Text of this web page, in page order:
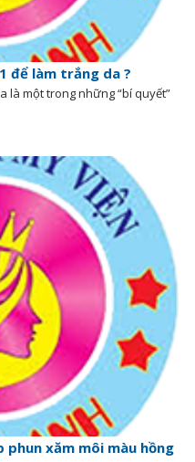
để làm trắng da ?
là một trong những “bí quyết”
xăm môi màu hồng